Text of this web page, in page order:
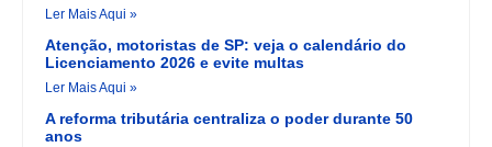
Ler Mais Aqui »
Atenção, motoristas de SP: veja o calendário do
Licenciamento 2026 e evite multas
Ler Mais Aqui »
A reforma tributária centraliza o poder durante 50
anos